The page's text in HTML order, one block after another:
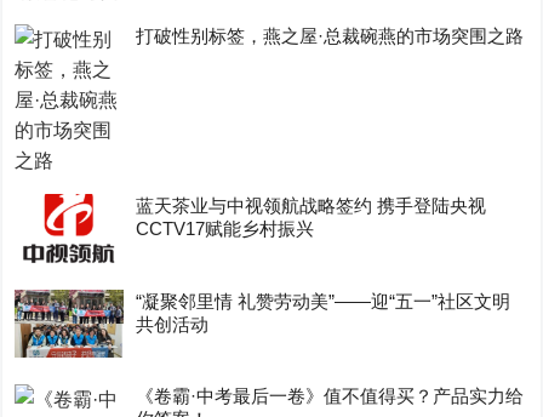
打破性别标签，燕之屋·总裁碗燕的市场突围之路
蓝天茶业与中视领航战略签约 携手登陆央视
CCTV17赋能乡村振兴
“凝聚邻里情 礼赞劳动美”——迎“五一”社区文明
共创活动
《卷霸·中考最后一卷》值不值得买？产品实力给